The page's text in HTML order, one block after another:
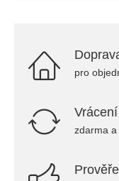
pro
zdarma a